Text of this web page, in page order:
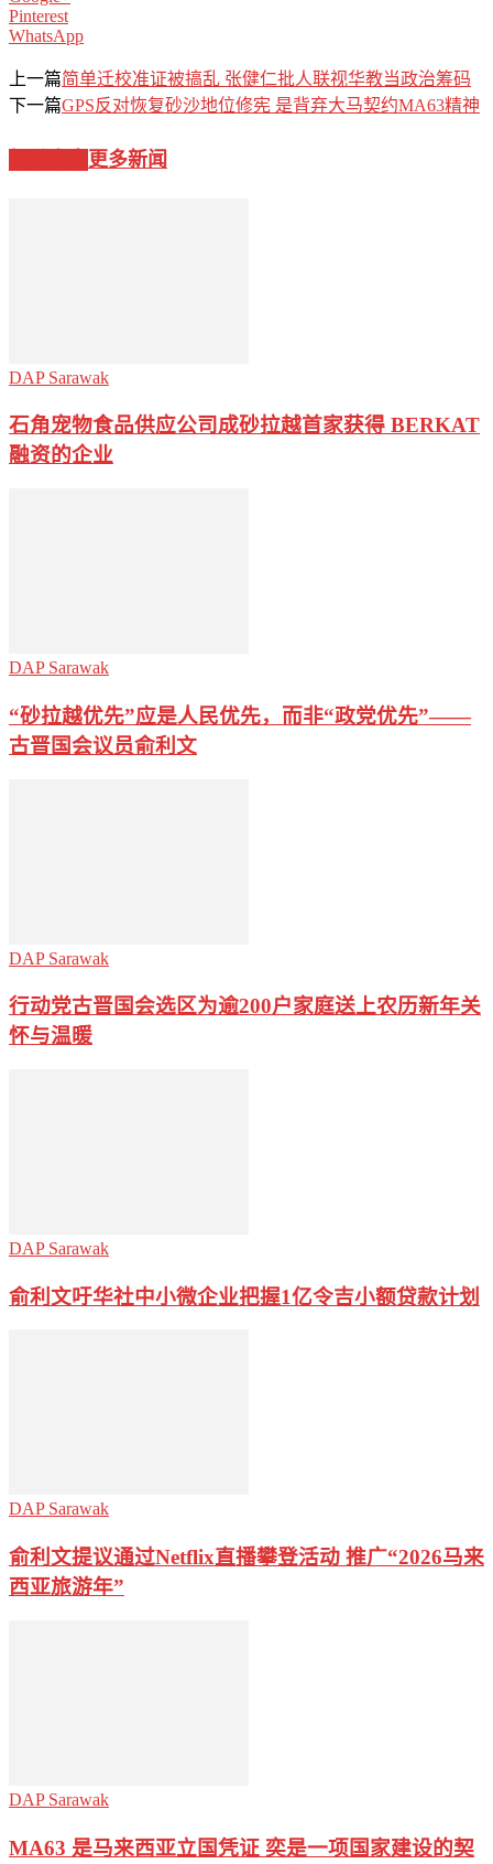
Pinterest
WhatsApp
上一篇简单迁校准证被搞乱 张健仁批人联视华教当政治筹码
下一篇GPS反对恢复砂沙地位修宪 是背弃大马契约MA63精神
更多新闻
DAP Sarawak
石角宠物食品供应公司成砂拉越首家获得 BERKAT
融资的企业
DAP Sarawak
“砂拉越优先”应是人民优先，而非“政党优先”——
古晋国会议员俞利文
DAP Sarawak
行动党古晋国会选区为逾200户家庭送上农历新年关
怀与温暖
DAP Sarawak
俞利文吁华社中小微企业把握1亿令吉小额贷款计划
DAP Sarawak
俞利文提议通过Netflix直播攀登活动 推广“2026马来
西亚旅游年”
DAP Sarawak
MA63 是马来西亚立国凭证 奕是一项国家建设的契